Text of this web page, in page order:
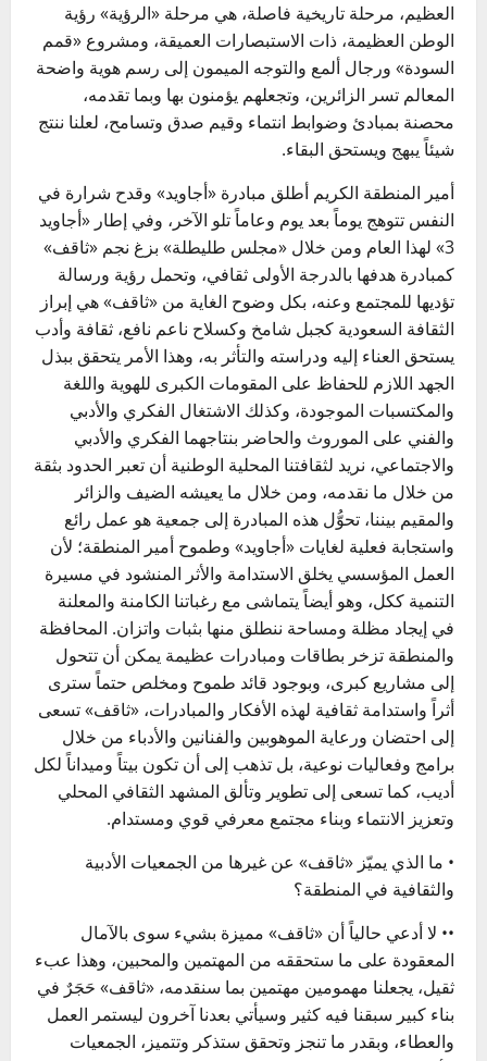
العظيم، مرحلة تاريخية فاصلة، هي مرحلة «الرؤية» رؤية
الوطن العظيمة، ذات الاستبصارات العميقة، ومشروع «قمم
السودة» ورجال ألمع والتوجه الميمون إلى رسم هوية واضحة
المعالم تسر الزائرين، وتجعلهم يؤمنون بها وبما تقدمه،
محصنة بمبادئ وضوابط انتماء وقيم صدق وتسامح، لعلنا ننتج
شيئاً يبهج ويستحق البقاء.
أمير المنطقة الكريم أطلق مبادرة «أجاويد» وقدح شرارة في
النفس تتوهج يوماً بعد يوم وعاماً تلو الآخر، وفي إطار «أجاويد
3» لهذا العام ومن خلال «مجلس طليطلة» بزغ نجم «ثاقف»
كمبادرة هدفها بالدرجة الأولى ثقافي، وتحمل رؤية ورسالة
تؤديها للمجتمع وعنه، بكل وضوح الغاية من «ثاقف» هي إبراز
الثقافة السعودية كجبل شامخ وكسلاح ناعم نافع، ثقافة وأدب
يستحق العناء إليه ودراسته والتأثر به، وهذا الأمر يتحقق ببذل
الجهد اللازم للحفاظ على المقومات الكبرى للهوية واللغة
والمكتسبات الموجودة، وكذلك الاشتغال الفكري والأدبي
والفني على الموروث والحاضر بنتاجهما الفكري والأدبي
والاجتماعي، نريد لثقافتنا المحلية الوطنية أن تعبر الحدود بثقة
من خلال ما نقدمه، ومن خلال ما يعيشه الضيف والزائر
والمقيم بيننا، تحوُّل هذه المبادرة إلى جمعية هو عمل رائع
واستجابة فعلية لغايات «أجاويد» وطموح أمير المنطقة؛ لأن
العمل المؤسسي يخلق الاستدامة والأثر المنشود في مسيرة
التنمية ككل، وهو أيضاً يتماشى مع رغباتنا الكامنة والمعلنة
في إيجاد مظلة ومساحة ننطلق منها بثبات واتزان. المحافظة
والمنطقة تزخر بطاقات ومبادرات عظيمة يمكن أن تتحول
إلى مشاريع كبرى، وبوجود قائد طموح ومخلص حتماً سترى
أثراً واستدامة ثقافية لهذه الأفكار والمبادرات، «ثاقف» تسعى
إلى احتضان ورعاية الموهوبين والفنانين والأدباء من خلال
برامج وفعاليات نوعية، بل تذهب إلى أن تكون بيتاً وميداناً لكل
أديب، كما تسعى إلى تطوير وتألق المشهد الثقافي المحلي
وتعزيز الانتماء وبناء مجتمع معرفي قوي ومستدام.
• ما الذي يميّز «ثاقف» عن غيرها من الجمعيات الأدبية
والثقافية في المنطقة؟
•• لا أدعي حالياً أن «ثاقف» مميزة بشيء سوى بالآمال
المعقودة على ما ستحققه من المهتمين والمحبين، وهذا عبء
ثقيل، يجعلنا مهمومين مهتمين بما سنقدمه، «ثاقف» حَجَرٌ في
بناء كبير سبقنا فيه كثير وسيأتي بعدنا آخرون ليستمر العمل
والعطاء، وبقدر ما تنجز وتحقق ستذكر وتتميز، الجمعيات